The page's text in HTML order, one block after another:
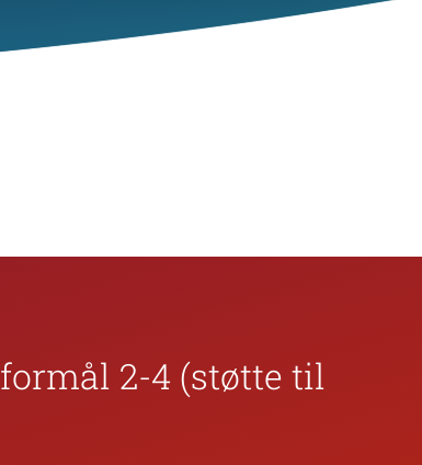
formål 2-4 (støtte til